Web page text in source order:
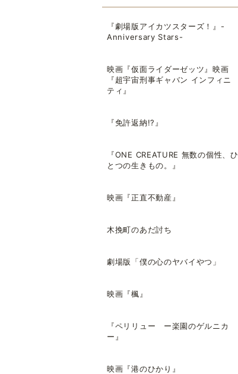
『劇場版アイカツスターズ！』-
Anniversary Stars-
映画『仮面ライダーゼッツ』映画
『超宇宙刑事ギャバン インフィニ
ティ』
『免許返納!?』
『ONE CREATURE 無数の個性、ひ
とつの生きもの。』
映画『正直不動産』
木挽町のあだ討ち
劇場版「僕の心のヤバイやつ」
映画『楓』
『ペリリュー ー楽園のゲルニカ
ー』
映画『港のひかり』